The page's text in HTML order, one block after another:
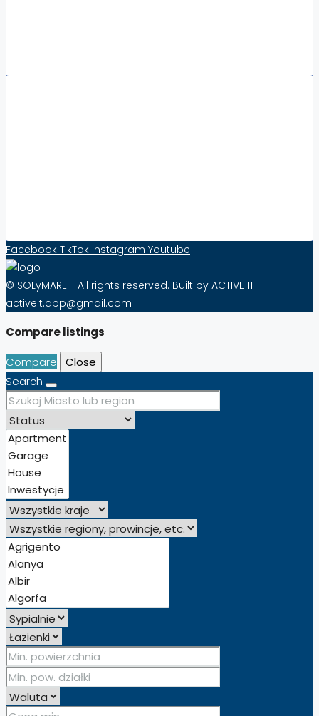
Facebook TikTok Instagram Youtube
© SOLyMARE - All rights reserved. Built by ACTIVE IT -
activeit.app@gmail.com
Compare listings
Compare
Close
Search